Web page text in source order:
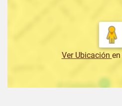
Ver Ubicación en